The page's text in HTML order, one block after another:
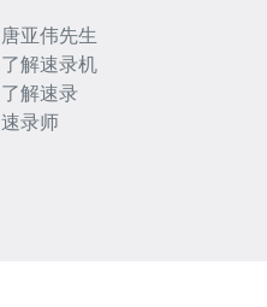
唐亚伟先生
了解速录机
了解速录
速录师